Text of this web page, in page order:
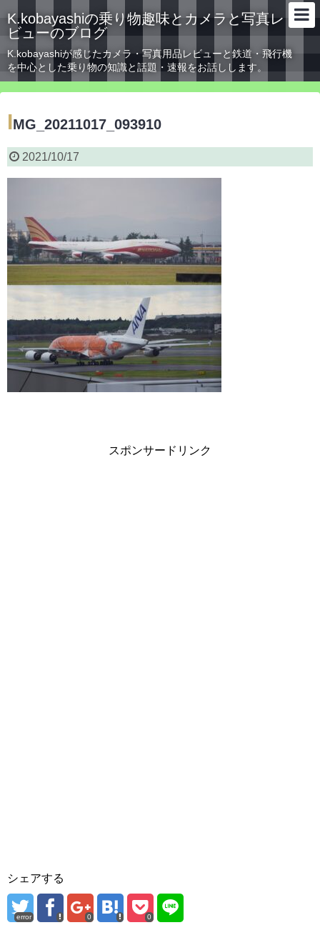
K.kobayashiの乗り物趣味とカメラと写真レ
ビューのブログ
K.kobayashiが感じたカメラ・写真用品レビューと鉄道・飛行機
を中心とした乗り物の知識と話題・速報をお話しします。
IMG_20211017_093910
2021/10/17
スポンサードリンク
シェアする
error 0 0